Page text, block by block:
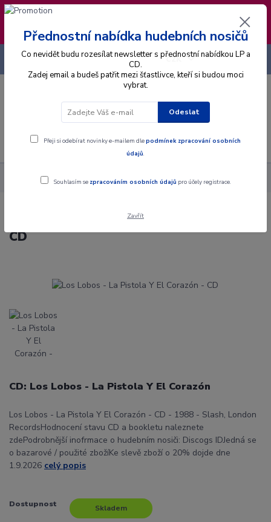
❣️ Od 4.8. do 13.8. čerpám dovolenou. Datum
expedice objednávek se posouvá na pátek
14.8.2026 🐋
Menu
CZK
+420 725 736 293
Alba CD Los Lobos - La Pistola Y El Corazón - CD
Los Lobos - La Pistola Y El Corazón -
CD
CD: Los Lobos - La Pistola Y El Corazón
Los Lobos - La Pistola Y El Corazón - CD - 1988 - Slash, London
RecordsHodnocení stavu CD a bookletu naleznete
zdePodrobnější inofrmace o hudebním nosiči: Discogs IDJedná se
o bazarové / použité zbožíKe slevě zboží o 20% dojde dne
1.9.2026 celý popis
Dostupnost Skladem
Přednostní nabídka hudebních nosičů
Co nevidět budu rozesílat newsletter s přednostní nabídkou LP a
CD.
Zadej email a budeš patřit mezi šťastlivce, kteří si budou moci
vybrat.
Odeslat
Přeji si odebírat novinky e-mailem dlepodmínek zpracování osobních
údajů.
Souhlasím se zpracováním osobních údajů pro účely registrace.
Zavřít